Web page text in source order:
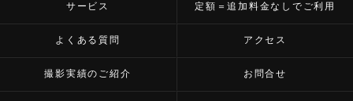
サービス 定額＝追加料金なしでご利用
よくある質問 アクセス
撮影実績のご紹介 お問合せ